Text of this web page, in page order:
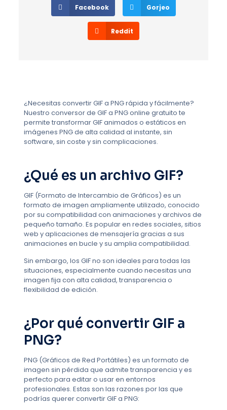
Facebook Gorjeo
Reddit
¿Necesitas convertir GIF a PNG rápida y fácilmente?
Nuestro conversor de GIF a PNG online gratuito te
permite transformar GIF animados o estáticos en
imágenes PNG de alta calidad al instante, sin
software, sin coste y sin complicaciones.
¿Qué es un archivo GIF?
GIF (Formato de Intercambio de Gráficos) es un
formato de imagen ampliamente utilizado, conocido
por su compatibilidad con animaciones y archivos de
pequeño tamaño. Es popular en redes sociales, sitios
web y aplicaciones de mensajería gracias a sus
animaciones en bucle y su amplia compatibilidad.
Sin embargo, los GIF no son ideales para todas las
situaciones, especialmente cuando necesitas una
imagen fija con alta calidad, transparencia o
flexibilidad de edición.
¿Por qué convertir GIF a
PNG?
PNG (Gráficos de Red Portátiles) es un formato de
imagen sin pérdida que admite transparencia y es
perfecto para editar o usar en entornos
profesionales. Estas son las razones por las que
podrías querer convertir GIF a PNG: